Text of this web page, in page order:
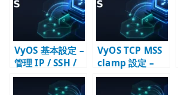
VyOS 基本設定 –
管理 IP / SSH /
DNS / NTP /
SNMP の初期設
VyOS TCP MSS
clamp 設定 –
PPPoE / VPN 経
路で詰まりを防